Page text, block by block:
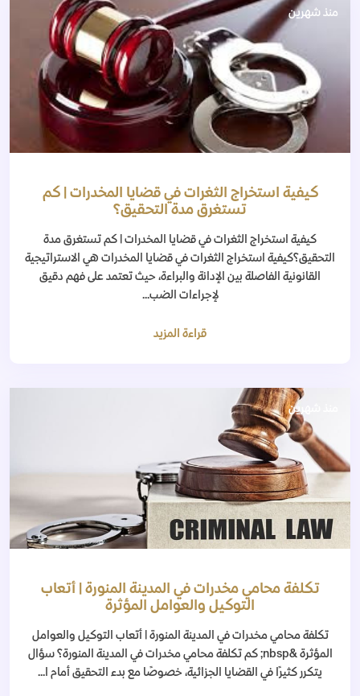
منذ شهرين
كيفية استخراج الثغرات في قضايا المخدرات | كم
تستغرق مدة التحقيق؟
كيفية استخراج الثغرات في قضايا المخدرات | كم تستغرق مدة
التحقيق؟كيفية استخراج الثغرات في قضايا المخدرات هي الاستراتيجية
القانونية الفاصلة بين الإدانة والبراءة، حيث تعتمد على فهم دقيق
لإجراءات الضب...
قراءة المزيد
منذ شهرين
تكلفة محامي مخدرات في المدينة المنورة | أتعاب
التوكيل والعوامل المؤثرة
تكلفة محامي مخدرات في المدينة المنورة | أتعاب التوكيل والعوامل
المؤثرة &nbsp; كم تكلفة محامي مخدرات في المدينة المنورة؟ سؤال
يتكرر كثيرًا في القضايا الجزائية، خصوصًا مع بدء التحقيق أمام ا...